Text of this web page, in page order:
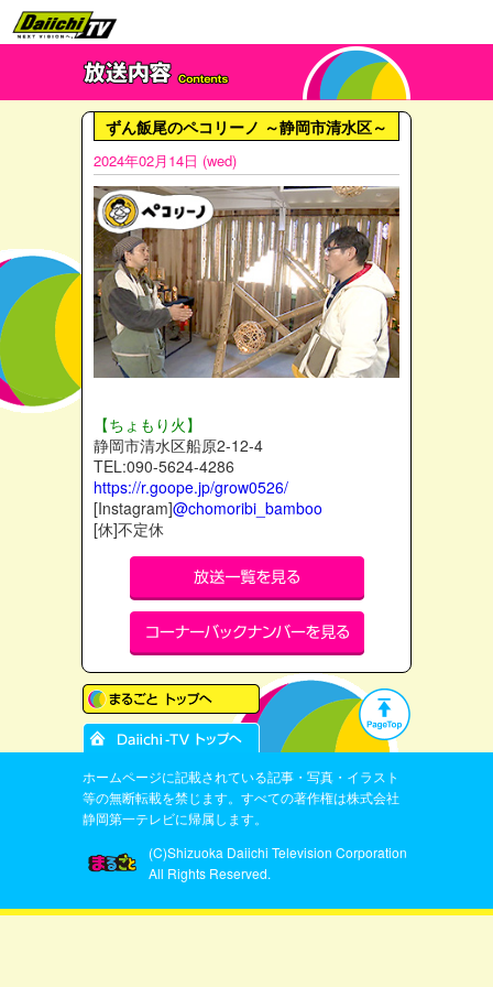
ずん飯尾のペコリーノ ～静岡市清水区～
2024年02月14日 (wed)
【ちょもり火】
静岡市清水区船原2-12-4
TEL:090-5624-4286
https://r.goope.jp/grow0526/
[Instagram]@chomoribi_bamboo
[休]不定休
ホームページに記載されている記事・写真・イラスト
等の無断転載を禁じます。すべての著作権は株式会社
静岡第一テレビに帰属します。
(C)Shizuoka Daiichi Television Corporation
All Rights Reserved.